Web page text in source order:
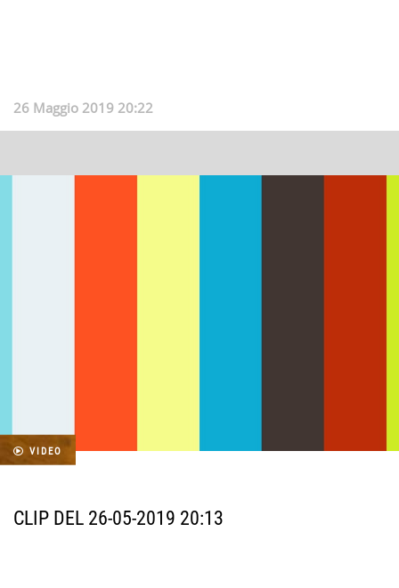
26 Maggio 2019 20:22
VIDEO
CLIP DEL 26-05-2019 20:13